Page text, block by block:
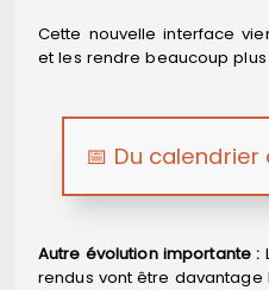
Cette nouvelle interface
et les rendre beaucoup
📅 Du
Autre évolution importante :
rendus vont être davantage